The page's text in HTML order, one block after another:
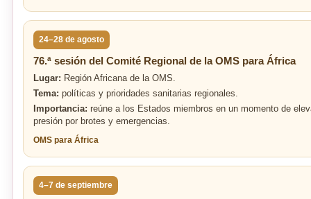
24–28 de agosto
76.ª sesión del Comité Regional de la OMS para África
Lugar: Región Africana de la OMS.
Tema: políticas y prioridades sanitarias regionales.
Importancia: reúne a los Estados miembros en un momento de
presión por brotes y emergencias.
OMS para África
4–7 de septiembre